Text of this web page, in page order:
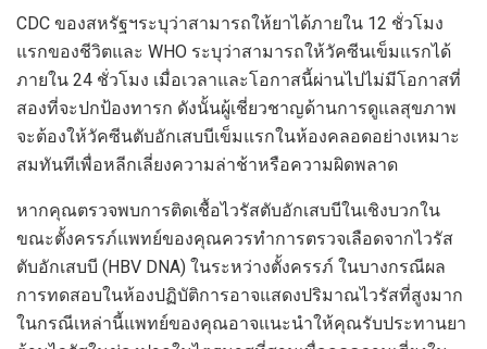
CDC ของสหรัฐฯระบุว่าสามารถให้ยาได้ภายใน 12 ชั่วโมง
แรกของชีวิตและ WHO ระบุว่าสามารถให้วัคซีนเข็มแรกได้
ภายใน 24 ชั่วโมง เมื่อเวลาและโอกาสนี้ผ่านไปไม่มีโอกาสที่
สองที่จะปกป้องทารก ดังนั้นผู้เชี่ยวชาญด้านการดูแลสุขภาพ
จะต้องให้วัคซีนตับอักเสบบีเข็มแรกในห้องคลอดอย่างเหมาะ
สมทันทีเพื่อหลีกเลี่ยงความล่าช้าหรือความผิดพลาด
หากคุณตรวจพบการติดเชื้อไวรัสตับอักเสบบีในเชิงบวกใน
ขณะตั้งครรภ์แพทย์ของคุณควรทำการตรวจเลือดจากไวรัส
ตับอักเสบบี (HBV DNA) ในระหว่างตั้งครรภ์ ในบางกรณีผล
การทดสอบในห้องปฏิบัติการอาจแสดงปริมาณไวรัสที่สูงมาก
ในกรณีเหล่านี้แพทย์ของคุณอาจแนะนำให้คุณรับประทานยา